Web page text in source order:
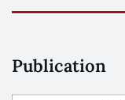
d’évaluation de
Publication